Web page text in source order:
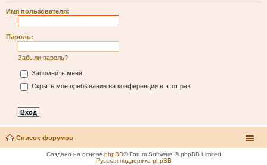
Имя пользователя:
Пароль:
Забыли пароль?
Запомнить меня
Скрыть моё пребывание на конференции в этот раз
Список форумов
Создано на основе phpBB® Forum Software © phpBB Limited
Русская поддержка phpBB